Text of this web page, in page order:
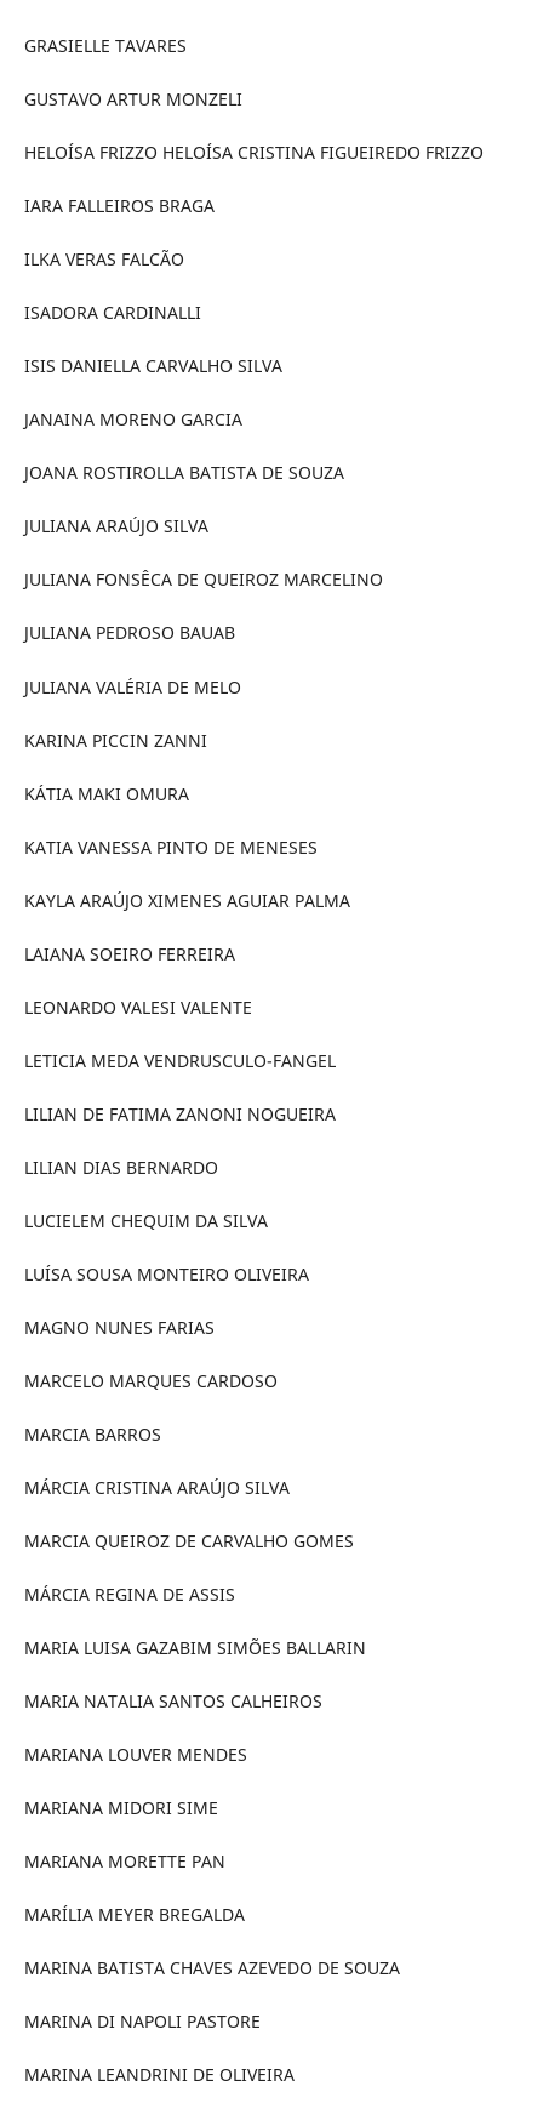
GRASIELLE TAVARES
GUSTAVO ARTUR MONZELI
HELOÍSA FRIZZO HELOÍSA CRISTINA FIGUEIREDO FRIZZO
IARA FALLEIROS BRAGA
ILKA VERAS FALCÃO
ISADORA CARDINALLI
ISIS DANIELLA CARVALHO SILVA
JANAINA MORENO GARCIA
JOANA ROSTIROLLA BATISTA DE SOUZA
JULIANA ARAÚJO SILVA
JULIANA FONSÊCA DE QUEIROZ MARCELINO
JULIANA PEDROSO BAUAB
JULIANA VALÉRIA DE MELO
KARINA PICCIN ZANNI
KÁTIA MAKI OMURA
KATIA VANESSA PINTO DE MENESES
KAYLA ARAÚJO XIMENES AGUIAR PALMA
LAIANA SOEIRO FERREIRA
LEONARDO VALESI VALENTE
LETICIA MEDA VENDRUSCULO-FANGEL
LILIAN DE FATIMA ZANONI NOGUEIRA
LILIAN DIAS BERNARDO
LUCIELEM CHEQUIM DA SILVA
LUÍSA SOUSA MONTEIRO OLIVEIRA
MAGNO NUNES FARIAS
MARCELO MARQUES CARDOSO
MARCIA BARROS
MÁRCIA CRISTINA ARAÚJO SILVA
MARCIA QUEIROZ DE CARVALHO GOMES
MÁRCIA REGINA DE ASSIS
MARIA LUISA GAZABIM SIMÕES BALLARIN
MARIA NATALIA SANTOS CALHEIROS
MARIANA LOUVER MENDES
MARIANA MIDORI SIME
MARIANA MORETTE PAN
MARÍLIA MEYER BREGALDA
MARINA BATISTA CHAVES AZEVEDO DE SOUZA
MARINA DI NAPOLI PASTORE
MARINA LEANDRINI DE OLIVEIRA